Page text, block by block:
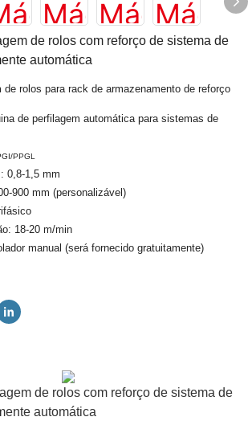
de rolos com reforço de sistema de
automática
de rolos para rack de armazenamento de reforço
de perfilagem automática para sistemas de
PPGL
0,8-1,5 mm
900 mm (personalizável)
18-20 m/min
manual (será fornecido gratuitamente)
de rolos com reforço de sistema de
automática